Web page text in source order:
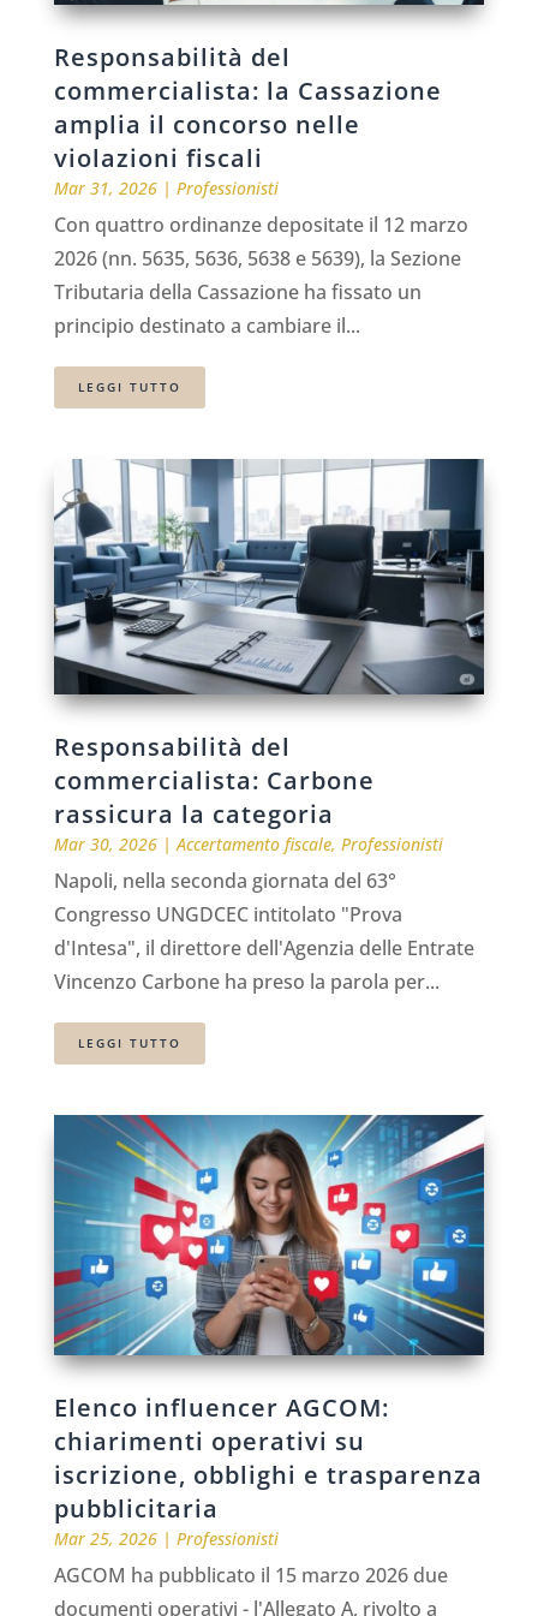
Responsabilità del
commercialista: la Cassazione
amplia il concorso nelle
violazioni fiscali
Mar 31, 2026| Professionisti
Con quattro ordinanze depositate il 12 marzo
2026 (nn. 5635, 5636, 5638 e 5639), la Sezione
Tributaria della Cassazione ha fissato un
principio destinato a cambiare il...
LEGGI TUTTO
Responsabilità del
commercialista: Carbone
rassicura la categoria
Mar 30, 2026| Accertamento fiscale, Professionisti
Napoli, nella seconda giornata del 63°
Congresso UNGDCEC intitolato "Prova
d'Intesa", il direttore dell'Agenzia delle Entrate
Vincenzo Carbone ha preso la parola per...
LEGGI TUTTO
Elenco influencer AGCOM:
chiarimenti operativi su
iscrizione, obblighi e trasparenza
pubblicitaria
Mar 25, 2026| Professionisti
AGCOM ha pubblicato il 15 marzo 2026 due
documenti operativi - l'Allegato A, rivolto a